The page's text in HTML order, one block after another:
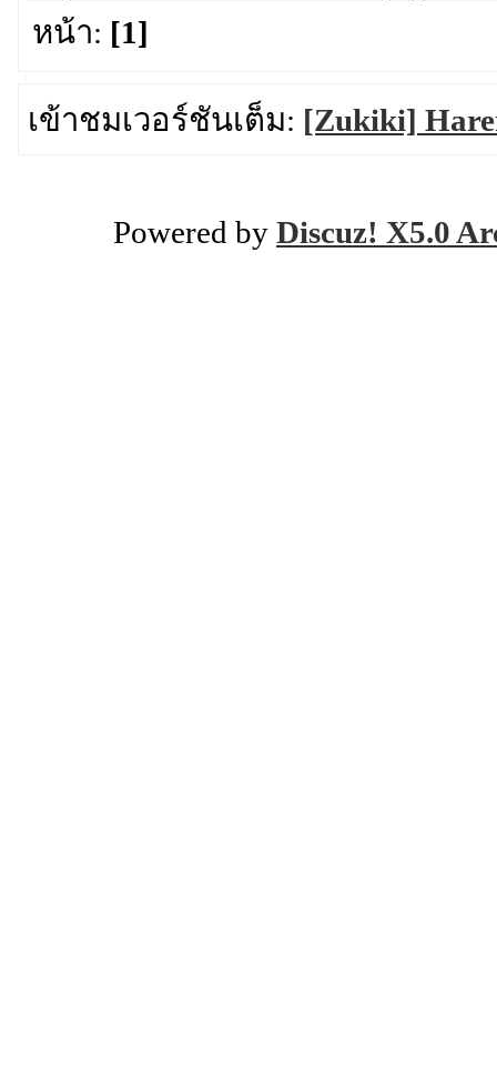
หน้า: [1]
เข้าชมเวอร์ชันเต็ม: [Zukiki]
Powered by Discuz! X5.0